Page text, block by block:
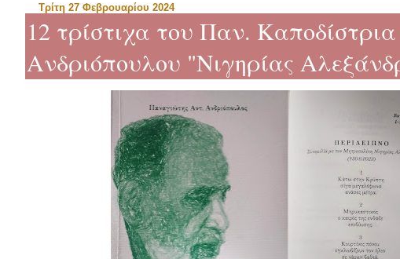
Τρίτη 27 Φεβρουαρίου 2024
12 τρίστιχα του Παν.
Ανδριόπουλου "Νιγηρίας